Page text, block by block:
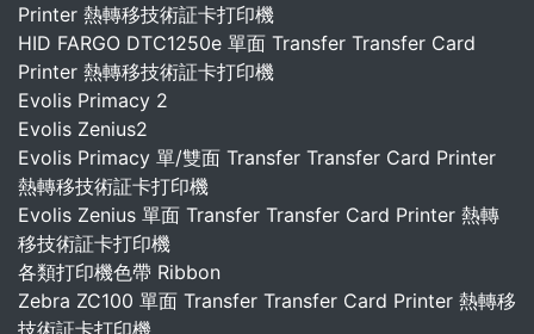
Printer 熱轉移技術証卡打印機
HID FARGO DTC1250e 單面 Transfer Transfer Card
Printer 熱轉移技術証卡打印機
Evolis Primacy 2
Evolis Zenius2
Evolis Primacy 單/雙面 Transfer Transfer Card Printer
熱轉移技術証卡打印機
Evolis Zenius 單面 Transfer Transfer Card Printer 熱轉
移技術証卡打印機
各類打印機色帶 Ribbon
Zebra ZC100 單面 Transfer Transfer Card Printer 熱轉移